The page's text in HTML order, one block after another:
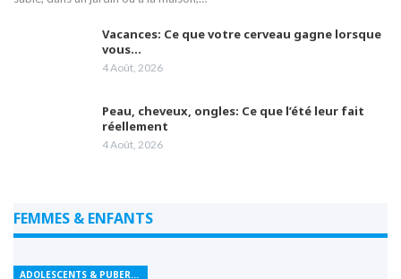
Vacances: Ce que votre cerveau gagne lorsque
vous…
4 Août, 2026
Peau, cheveux, ongles: Ce que l’été leur fait
réellement
4 Août, 2026
FEMMES & ENFANTS
ADOLESCENTS & PUBERTÉ